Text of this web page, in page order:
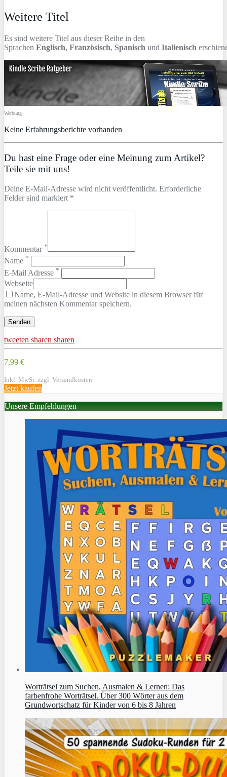
Weitere Titel
Es sind weitere Titel aus dieser Reihe in den
Sprachen Englisch, Französisch, Spanisch und Italienisch
Werbung
Keine Erfahrungsberichte vorhanden
Du hast eine Frage oder eine Meinung zum Artikel?
Teile sie mit uns!
Deine E-Mail-Adresse wird nicht veröffentlicht. Erforderliche
Felder sind markiert *
Kommentar *
Name *
E-Mail Adresse *
Webseite
Name, E-Mail-Adresse und Website in diesem Browser für
meinen nächsten Kommentar speichern.
tweeten sharen sharen
7,99 €
Inkl. MwSt. zzgl. Versandkosten
Jetzt kaufen
Unsere Empfehlungen
Worträtsel zum Suchen, Ausmalen & Lernen: Das
farbenfrohe Worträtsel. Über 300 Wörter aus dem
Grundwortschatz für Kinder von 6 bis 8 Jahren